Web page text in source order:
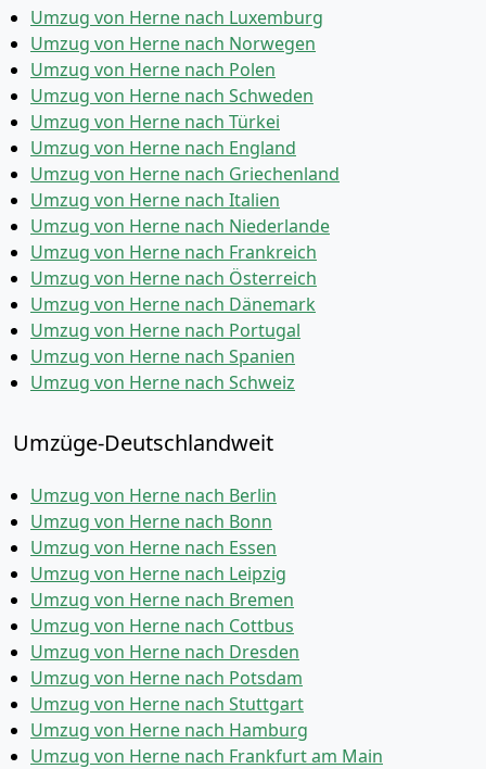
Umzug von Herne nach Luxemburg
Umzug von Herne nach Norwegen
Umzug von Herne nach Polen
Umzug von Herne nach Schweden
Umzug von Herne nach Türkei
Umzug von Herne nach England
Umzug von Herne nach Griechenland
Umzug von Herne nach Italien
Umzug von Herne nach Niederlande
Umzug von Herne nach Frankreich
Umzug von Herne nach Österreich
Umzug von Herne nach Dänemark
Umzug von Herne nach Portugal
Umzug von Herne nach Spanien
Umzug von Herne nach Schweiz
Umzüge-Deutschlandweit
Umzug von Herne nach Berlin
Umzug von Herne nach Bonn
Umzug von Herne nach Essen
Umzug von Herne nach Leipzig
Umzug von Herne nach Bremen
Umzug von Herne nach Cottbus
Umzug von Herne nach Dresden
Umzug von Herne nach Potsdam
Umzug von Herne nach Stuttgart
Umzug von Herne nach Hamburg
Umzug von Herne nach Frankfurt am Main